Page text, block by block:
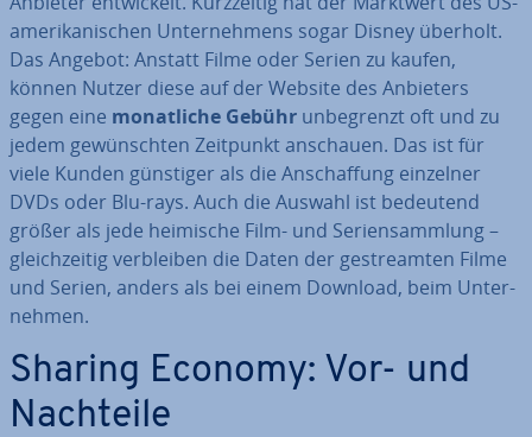
ame­ri­ka­ni­schen Un­ter­neh­mens sogar Disney überholt.
Das Angebot: Anstatt Filme oder Serien zu kaufen,
können Nutzer diese auf der Website des Anbieters
gegen eine mo­nat­li­che Gebühr un­be­grenzt oft und zu
jedem ge­wünsch­ten Zeitpunkt anschauen. Das ist für
viele Kunden günstiger als die An­schaf­fung einzelner
DVDs oder Blu-rays. Auch die Auswahl ist bedeutend
größer als jede heimische Film- und Se­ri­en­samm­lung –
gleich­zei­tig ver­blei­ben die Daten der ge­stream­ten Filme
und Serien, anders als bei einem Download, beim Un­ter­
neh­men.
Sharing Economy: Vor- und
Nachteile